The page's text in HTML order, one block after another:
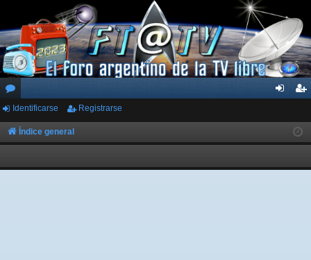
or
os
ar
ist
rs
Identificarse Registrarse
Índice general